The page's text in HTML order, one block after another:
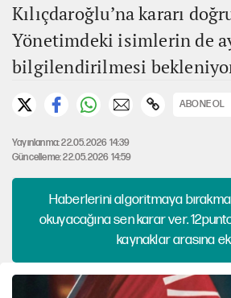
Kılıçdaroğlu’na kararı
Yönetimdeki isimlerin de
bilgilendirilmesi
ABONE OL
Yayınlanma: 22.05.2026 14:39
Güncelleme: 22.05.2026 14:59
Haberlerini algoritmaya
okuyacağına sen karar ver.
kaynaklar arasına